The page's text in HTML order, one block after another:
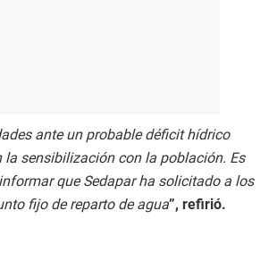
ante un probable déficit hídrico
la sensibilización con la población. Es
que Sedapar ha solicitado a los
fijo de reparto de agua”, refirió.